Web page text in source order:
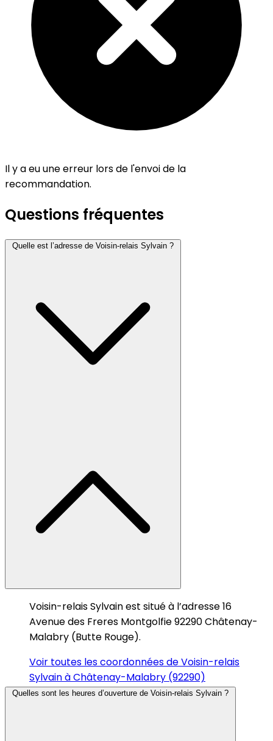
Il y a eu une erreur lors de l'envoi de la
recommandation.
Questions fréquentes
Quelle est l’adresse de Voisin-relais Sylvain ?
Voisin-relais Sylvain est situé à l’adresse 16
Avenue des Freres Montgolfie 92290 Châtenay-
Malabry (Butte Rouge).
Voir toutes les coordonnées de Voisin-relais
Sylvain à Châtenay-Malabry (92290)
Quelles sont les heures d’ouverture de Voisin-relais Sylvain ?